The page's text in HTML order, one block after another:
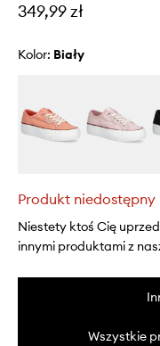
349,99 zł
Kolor: biały
Produkt niedostępny
Niestety ktoś Cię
innymi produktami z
Wszystkie